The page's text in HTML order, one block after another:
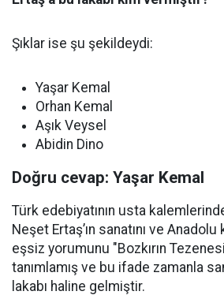
Şıklar ise şu şekildeydi:
Yaşar Kemal
Orhan Kemal
Aşık Veysel
Abidin Dino
Doğru cevap: Yaşar Kemal
Türk edebiyatının usta
Neşet Ertaş’ın sanatını ve
eşsiz yorumunu "Bozkırın
tanımlamış ve bu ifade zamanla
lakabı haline gelmiştir.